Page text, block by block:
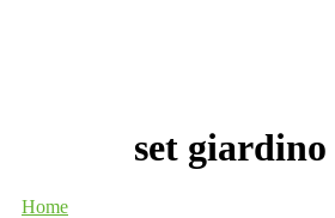
set giardino
Home